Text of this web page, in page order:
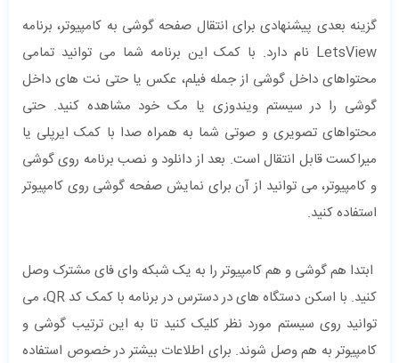
گزینه بعدی پیشنهادی برای انتقال صفحه گوشی به کامپیوتر، برنامه
LetsView نام دارد. با کمک این برنامه شما می توانید تمامی
محتواهای داخل گوشی از جمله فیلم، عکس یا حتی نت های داخل
گوشی را در سیستم ویندوزی یا مک خود مشاهده کنید. حتی
محتواهای تصویری و صوتی شما به همراه صدا با کمک ایرپلی یا
میراکست قابل انتقال است. بعد از دانلود و نصب برنامه روی گوشی
و کامپیوتر، می توانید از آن برای نمایش صفحه گوشی روی کامپیوتر
استفاده کنید.
ابتدا هم گوشی و هم کامپیوتر را به یک شبکه وای فای مشترک وصل
کنید. با اسکن دستگاه های در دسترس در برنامه با کمک کد QR، می
توانید روی سیستم مورد نظر کلیک کنید تا به این ترتیب گوشی و
کامپیوتر به هم وصل شوند. برای اطلاعات بیشتر در خصوص استفاده